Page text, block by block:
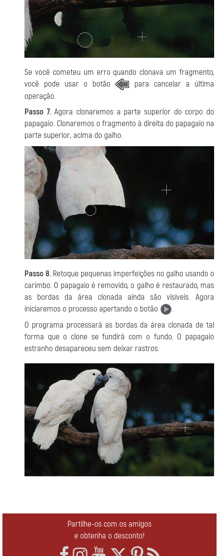
Se você cometeu um erro quando clonava um fragmento,
você pode usar o botão
para cancelar a última
operação.
Passo 7.Agora clonaremos a parte superior do corpo do
papagaio. Clonaremos o fragmento à direita do papagaio na
parte superior, acima do galho.
Passo 8. Retoque pequenas imperfeições no galho usando o
carimbo. O papagaio é removido, o galho é restaurado, mas
as bordas da área clonada ainda são visíveis. Agora
iniciaremos o processo apertando o botão
.
O programa processará as bordas da área clonada de tal
forma que o clone se fundirá com o fundo. O papagaio
estranho desapareceu sem deixar rastros.
Partilhe-os com os amigos
e obtenha o desconto!